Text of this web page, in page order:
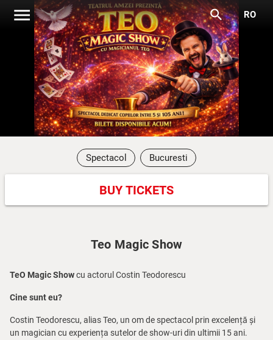
menu search RO
Spectacol Bucuresti
BUY TICKETS
Teo Magic Show
TeO Magic Showcu actorul Costin Teodorescu
Cine sunt eu?
Costin Teodorescu, alias Teo, un om de spectacol prin excelență și
un magician cu experiența sutelor de show-uri din ultimii 15 ani.